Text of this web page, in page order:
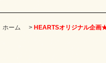
ホーム > HEARTSオリジナル企画